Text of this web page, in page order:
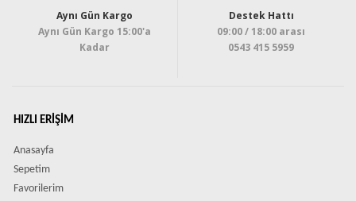
Aynı Gün Kargo
Aynı Gün Kargo 15:00'a
Kadar
Destek Hattı
09:00 / 18:00 arası
0543 415 5959
HIZLI ERIŞIM
Anasayfa
Sepetim
Favorilerim